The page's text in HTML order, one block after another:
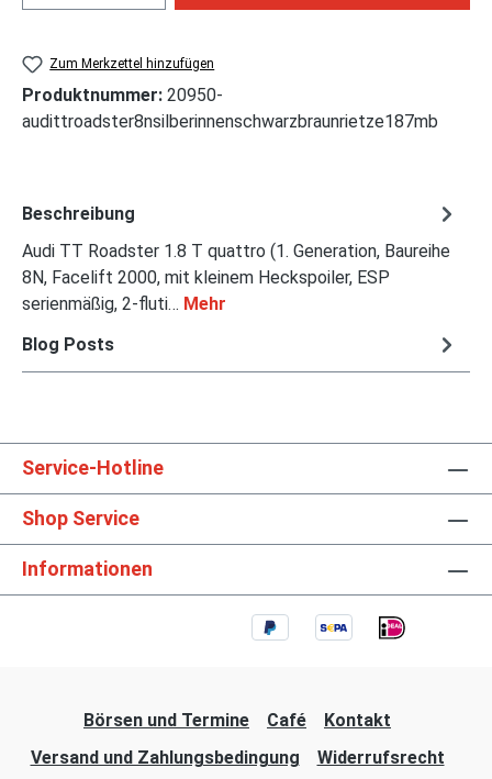
Zum Merkzettel hinzufügen
Produktnummer: 20950-
audittroadster8nsilberinnenschwarzbraunrietze187mb
Beschreibung
Audi TT Roadster 1.8 T quattro (1. Generation, Baureihe
8N, Facelift 2000, mit kleinem Heckspoiler, ESP
serienmäßig, 2-fluti… Mehr
Blog Posts
Service-Hotline
Shop Service
Informationen
Börsen und Termine Café
Kontakt
Versand und Zahlungsbedingung
Widerrufsrecht